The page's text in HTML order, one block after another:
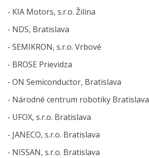
- KIA Motors, s.r.o. Žilina
- NDS, Bratislava
- SEMIKRON, s.r.o. Vrbové
- BROSE Prievidza
- ON Semiconductor, Bratislava
- Národné centrum robotiky Bratislava
- UFOX, s.r.o. Bratislava
- JANECO, s.r.o. Bratislava
- NISSAN, s.r.o. Bratislava